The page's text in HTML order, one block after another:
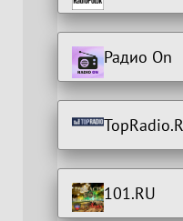
Радио On
101.RU